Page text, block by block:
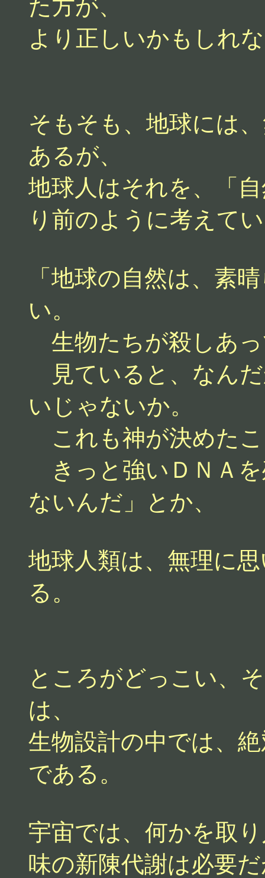
た方が、
より正しいかもしれ
そもそも、地球には
あるが、
地球人はそれを、「
り前のように考えて
「地球の自然は、素
い。
生物たちが殺しあ
見ていると、なん
いじゃないか。
これも神が決めた
きっと強いＤＮＡ
ないんだ」とか、
地球人類は、無理に
る。
ところがどっこい、
は、
生物設計の中では、
である。
宇宙では、何かを取
味の新陳代謝は必要